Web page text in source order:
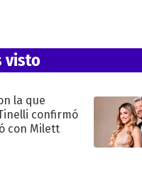
visto
la que
confirmó
con Milett